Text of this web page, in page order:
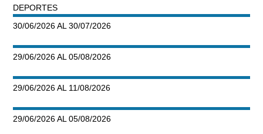
DEPORTES
30/06/2026 AL 30/07/2026
29/06/2026 AL 05/08/2026
29/06/2026 AL 11/08/2026
29/06/2026 AL 05/08/2026